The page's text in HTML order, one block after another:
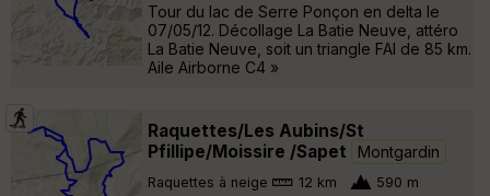
Tour du lac de Serre Ponçon en delta le
07/05/12. Décollage La Batie Neuve, attéro
La Batie Neuve, soit un triangle FAI de 85 km.
Aile Airborne C4 »
Raquettes/Les Aubins/St
Pfillipe/Moissire /Sapet
Montgardin
Raquettes à neige 12 km 590 m